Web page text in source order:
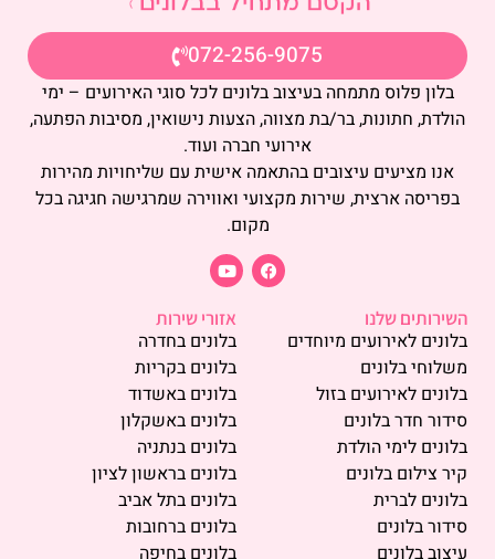
072-256-9075
בלון פלוס מתמחה בעיצוב בלונים לכל סוגי האירועים – ימי
הולדת, חתונות, בר/בת מצווה, הצעות נישואין, מסיבות הפתעה,
אירועי חברה ועוד.
אנו מציעים עיצובים בהתאמה אישית עם שליחויות מהירות
בפריסה ארצית, שירות מקצועי ואווירה שמרגישה חגיגה בכל
מקום.
השירותים שלנו
בלונים לאירועים מיוחדים
משלוחי בלונים
בלונים לאירועים בזול
סידור חדר בלונים
בלונים לימי הולדת
קיר צילום בלונים
בלונים לברית
סידור בלונים
עיצוב בלונים
אזורי שירות
בלונים בחדרה
בלונים בקריות
בלונים באשדוד
בלונים באשקלון
בלונים בנתניה
בלונים בראשון לציון
בלונים בתל אביב
בלונים ברחובות
בלונים בחיפה